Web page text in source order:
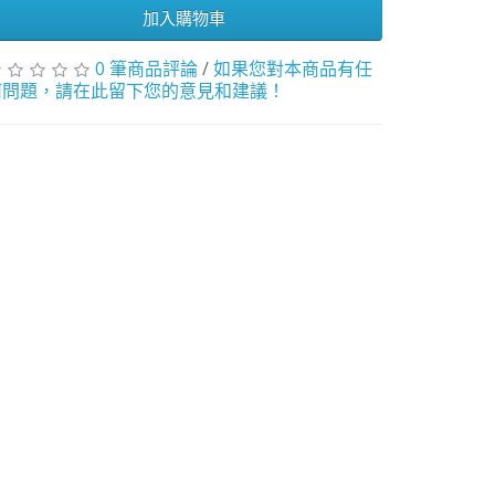
加入購物車
0 筆商品評論/如果您對本商品有任
題，請在此留下您的意見和建議！